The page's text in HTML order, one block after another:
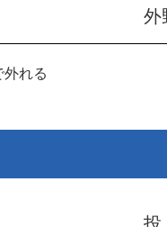
外
れる